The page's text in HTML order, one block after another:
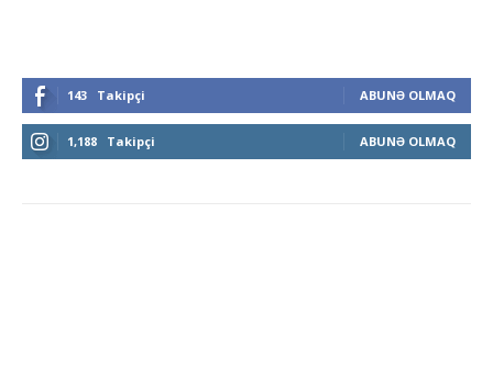
143 Takipçi ABUNƏ OLMAQ
1,188 Takipçi ABUNƏ OLMAQ